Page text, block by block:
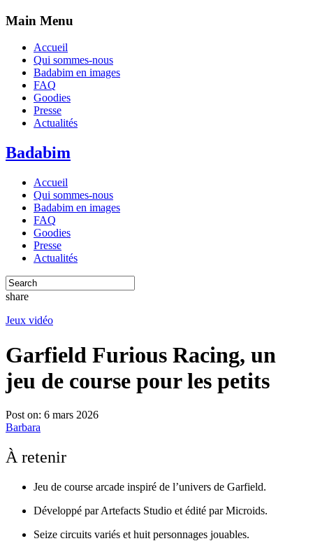
Main Menu
Accueil
Qui sommes-nous
Badabim en images
FAQ
Goodies
Presse
Actualités
Badabim
Accueil
Qui sommes-nous
Badabim en images
FAQ
Goodies
Presse
Actualités
share
Jeux vidéo
Garfield Furious Racing, un
jeu de course pour les petits
Post on: 6 mars 2026
Barbara
À retenir
Jeu de course arcade inspiré de l’univers de Garfield.
Développé par Artefacts Studio et édité par Microids.
Seize circuits variés et huit personnages jouables.